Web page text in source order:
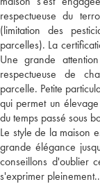
respectueuse du
(limitation des
parcelles). La
Une grande
respectueuse de
parcelle. Petite
qui permet un
du temps passé sous
Le style de la maison
grande élégance
conseillons d'oublier
s'exprimer